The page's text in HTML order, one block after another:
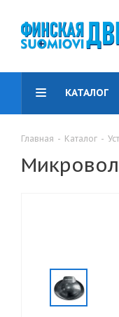
КАТАЛОГ
Главная - Каталог -